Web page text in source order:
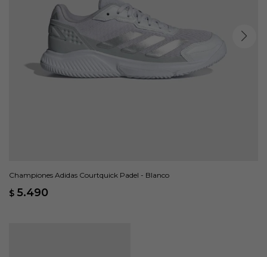
Championes Adidas Courtquick Padel - Blanco
$ 5.490